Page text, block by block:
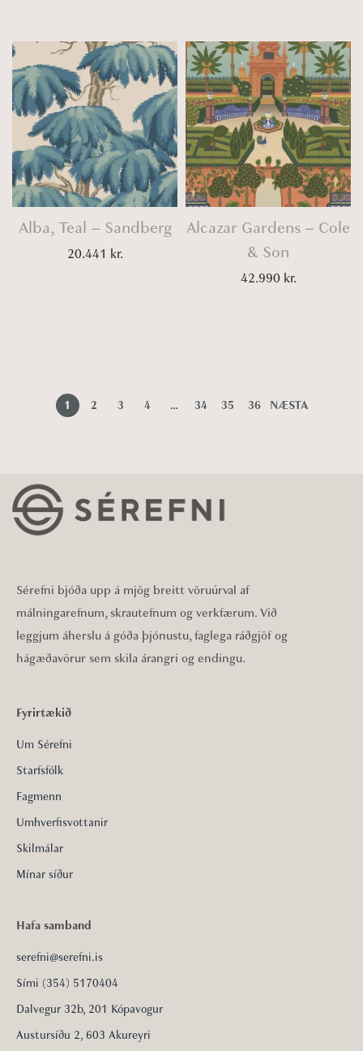
Alba, Teal – Sandberg
20.441 kr.
Alcazar Gardens – Cole
& Son
42.990 kr.
1 2 3 4 … 34 35 36 NÆSTA
Sérefni bjóða upp á mjög breitt vöruúrval af
málningarefnum, skrautefnum og verkfærum. Við
leggjum áherslu á góða þjónustu, faglega ráðgjöf og
hágæðavörur sem skila árangri og endingu.
Fyrirtækið
Um Sérefni
Starfsfólk
Fagmenn
Umhverfisvottanir
Skilmálar
Mínar síður
Hafa samband
serefni@serefni.is
Sími (354) 5170404
Dalvegur 32b, 201 Kópavogur
Austursíðu 2, 603 Akureyri